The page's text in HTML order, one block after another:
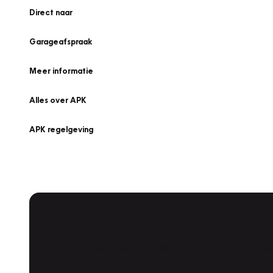
Direct naar
Garageafspraak
Meer informatie
Alles over APK
APK regelgeving